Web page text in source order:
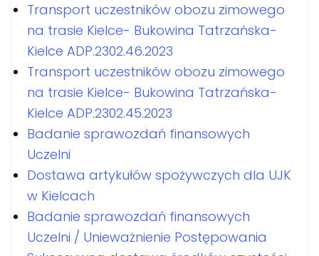
Transport uczestników obozu zimowego
na trasie Kielce- Bukowina Tatrzańska-
Kielce ADP.2302.46.2023
Transport uczestników obozu zimowego
na trasie Kielce- Bukowina Tatrzańska-
Kielce ADP.2302.45.2023
Badanie sprawozdań finansowych
Uczelni
Dostawa artykułów spożywczych dla UJK
w Kielcach
Badanie sprawozdań finansowych
Uczelni / Unieważnienie Postępowania